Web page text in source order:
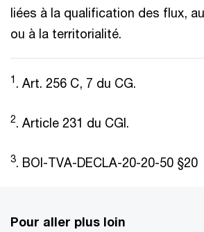
liées à la qualification des flux,
ou à la territorialité.
1 . Art. 256 C, 7 du CG.
2. Article 231 du CGI.
3. BOI-TVA-DECLA-20-20-50 §20
Pour aller plus loin